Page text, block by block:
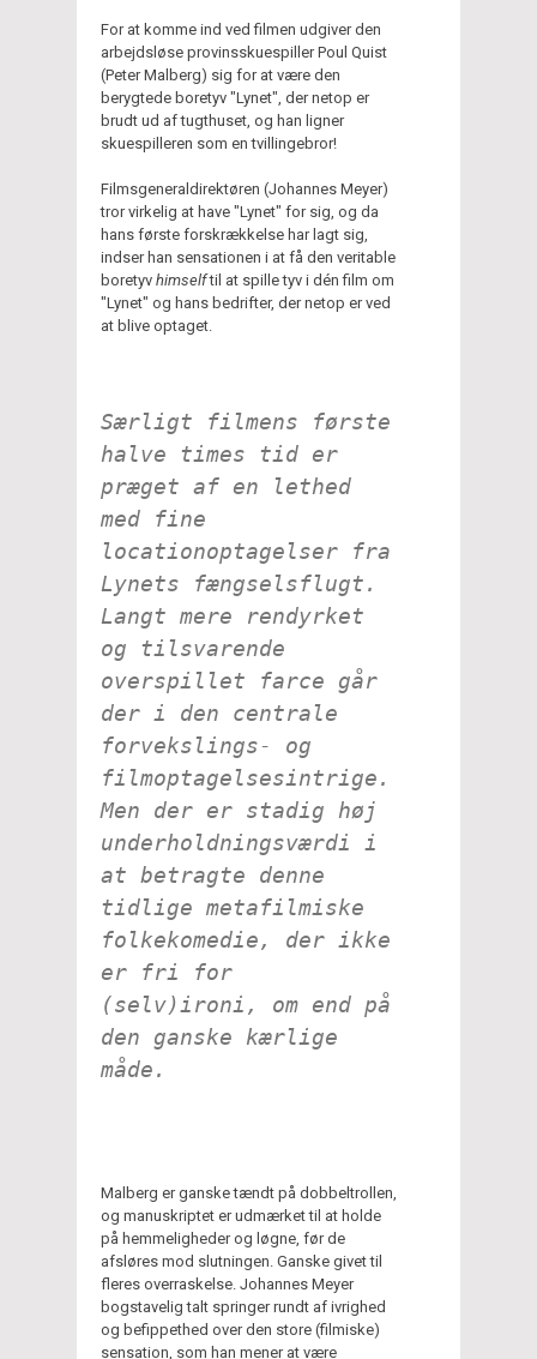
For at komme ind ved filmen udgiver den
arbejdsløse provinsskuespiller Poul Quist
(Peter Malberg) sig for at være den
berygtede boretyv "Lynet", der netop er
brudt ud af tugthuset, og han ligner
skuespilleren som en tvillingebror!
Filmsgeneraldirektøren (Johannes Meyer)
tror virkelig at have "Lynet" for sig, og da
hans første forskrækkelse har lagt sig,
indser han sensationen i at få den veritable
boretyv himselftil at spille tyv i dén film om
"Lynet" og hans bedrifter, der netop er ved
at blive optaget.
Særligt filmens første
halve times tid er
præget af en lethed
med fine
locationoptagelser fra
Lynets fængselsflugt.
Langt mere rendyrket
og tilsvarende
overspillet farce går
der i den centrale
forvekslings- og
filmoptagelsesintrige.
Men der er stadig høj
underholdningsværdi i
at betragte denne
tidlige metafilmiske
folkekomedie, der ikke
er fri for
(selv)ironi, om end på
den ganske kærlige
måde.
Malberg er ganske tændt på dobbeltrollen,
og manuskriptet er udmærket til at holde
på hemmeligheder og løgne, før de
afsløres mod slutningen. Ganske givet til
fleres overraskelse. Johannes Meyer
bogstavelig talt springer rundt af ivrighed
og befippethed over den store (filmiske)
sensation, som han mener at være